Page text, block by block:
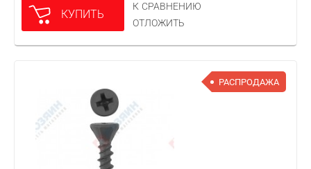
КУПИТЬ
К СРАВНЕНИЮ
ОТЛОЖИТЬ
РАСПРОДАЖА